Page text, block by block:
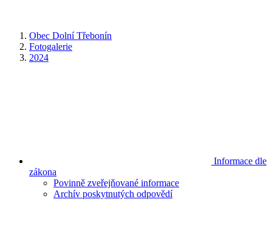
Obec Dolní Třebonín
Fotogalerie
2024
Informace dle
zákona
Povinně zveřejňované informace
Archív poskytnutých odpovědí